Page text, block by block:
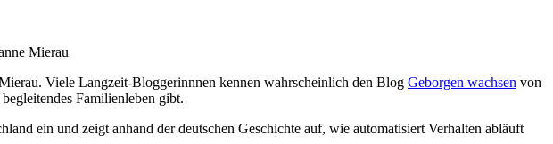
Viele Langzeit-Bloggerinnnen kennen wahrscheinlich den Blog Geborgen wachsen von
Familienleben gibt.
ein und zeigt anhand der deutschen Geschichte auf, wie automatisiert Verhalten abläuft